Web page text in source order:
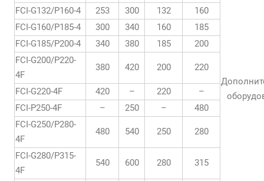
FCI-G132/P160-4
253 300 132
160
FCI-G160/P185-4
300 340 160
185
FCI-G185/P200-4
340 380 185
200
FCI-G200/P220-
4F
380 420 200 220
FCI-G220-4F 420 – 220
–
FCI-P250-4F
– 250 –
480
FCI-G250/P280-
4F
480 540 250 280
FCI-G280/P315-
4F
540 600 280 315